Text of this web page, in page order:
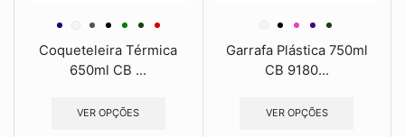
Coqueteleira Térmica
650ml CB ...
VER OPÇÕES
Garrafa Plástica 750ml
CB 9180...
VER OPÇÕES